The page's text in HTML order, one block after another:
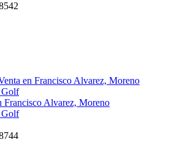
Francisco Alvarez, Moreno
Golf